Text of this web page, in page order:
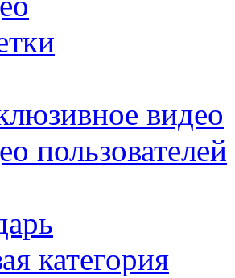
видео
пользователей
категория